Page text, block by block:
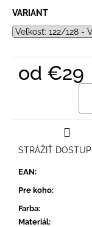
VARIANT
od €29
EAN:
Pre koho:
Farba:
Materiál:
STRÁŽIŤ
MODRÁ
€16